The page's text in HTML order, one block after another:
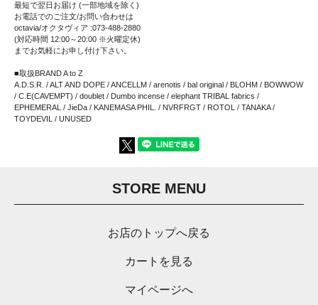
最短で翌日お届け (一部地域を除く)
お電話でのご注文/お問い合わせは
octavia/オクタヴィア :073-488-2880
(対応時間 12:00～20:00 ※火曜定休)
までお気軽にお申し付け下さい。
■取扱BRAND A to Z
A.D.S.R. / ALT AND DOPE / ANCELLM / arenotis / bal original / BLOHM / BOWWOW
/ C.E(CAVEMPT) / doublet / Dumbo incense / elephant TRIBAL fabrics /
EPHEMERAL / JieDa / KANEMASA PHIL. / NVRFRGT / ROTOL / TANAKA /
TOYDEVIL / UNUSED
STORE MENU
お店のトップへ戻る
カートを見る
マイページへ